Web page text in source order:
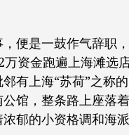
便是一鼓作气辞职
万资金跑遍上海滩选
有上海“苏荷”之称
馆，整条路上座落
郁的小资格调和海派